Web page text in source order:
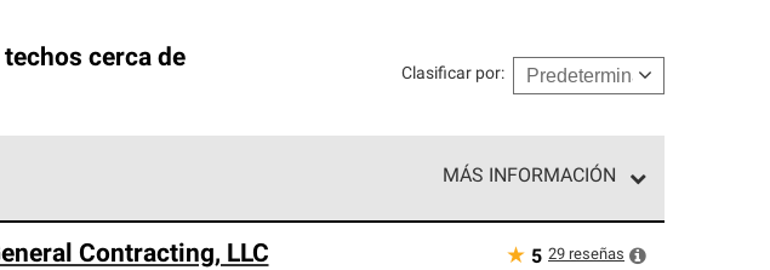
cerca de
Clasificar por:
MÁS INFORMACIÓN
de profesionalismo y confiabilidad.
Contracting, LLC ★ 5 29 reseñas